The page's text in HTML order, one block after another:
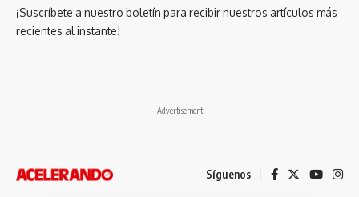
¡Suscríbete a nuestro boletín para recibir nuestros artículos más
recientes al instante!
- Advertisement -
Síguenos